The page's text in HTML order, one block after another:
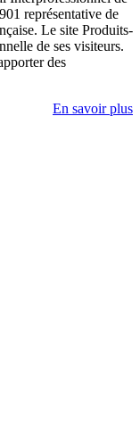
représentative de
Le site Produits-
de ses visiteurs.
des
En savoir plus